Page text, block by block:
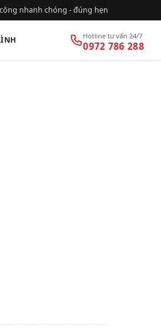
nhanh chóng - đúng hẹn
Hotline tư vấn 24/7
0972 786 288